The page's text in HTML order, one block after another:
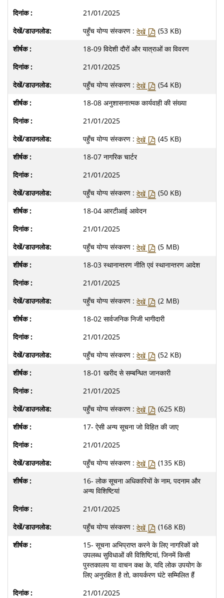
21/01/2025
पहुँच योग्य संस्करण : देखें
(53 KB)
18-09 विदेशी दौरों और यात्राओं का विवरण
21/01/2025
पहुँच योग्य संस्करण : देखें
(54 KB)
18-08 अनुशासनात्‍मक कार्यवाही की संख्‍या
21/01/2025
पहुँच योग्य संस्करण : देखें
(45 KB)
18-07 नागरिक चार्टर
21/01/2025
पहुँच योग्य संस्करण : देखें
(50 KB)
18-04 आरटीआई आवेदन
21/01/2025
पहुँच योग्य संस्करण : देखें
(5 MB)
18-03 स्‍थानान्‍तरण नीति एवं स्‍थानान्‍तरण आदेश
21/01/2025
पहुँच योग्य संस्करण : देखें
(2 MB)
18-02 सार्व‍जनिक निजी भागीदारी
21/01/2025
पहुँच योग्य संस्करण : देखें
(52 KB)
18-01 खरीद से सम्‍बन्धित जानकारी
21/01/2025
पहुँच योग्य संस्करण : देखें
(625 KB)
17- ऐसी अन्‍य सूचना जो विहित की जाए
21/01/2025
पहुँच योग्य संस्करण : देखें
(135 KB)
16- लोक सूचना अधिकारियों के नाम, पदनाम और
अन्‍य विशिष्टियां
21/01/2025
पहुँच योग्य संस्करण : देखें
(168 KB)
15- सूचना अभि‍प्राप्‍त करने के लिए नागरिकों को
उपलब्‍ध सुविधाओं की विशिष्टियां, जिनमें किसी
पुस्‍तकालय या वाचन कक्ष के, यदि लोक उपयोग के
लिए अनुरक्षित है तो, कायर्करण घंटे सम्मिलित हैं
21/01/2025